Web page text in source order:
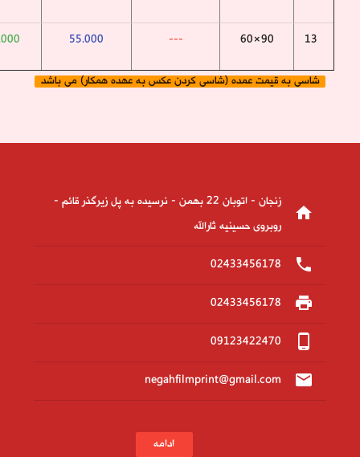
13
90×60
---
55.000
شاسی به قیمت عمده (شاسی کردن عکس به عهده همکار) می باشد
home
زنجان - اتوبان 22 بهمن - نرسیده به پل زیرگذر قائم -
روبروی حسینیه ثارالله
phone
02433456178
print
02433456178
phone_android
09123422470
email
negahfilmprint@gmail.com
ادامه